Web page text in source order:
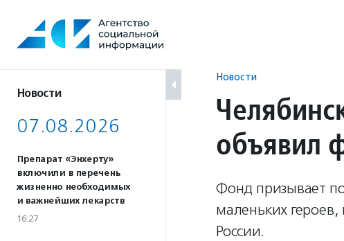
содержанию
Новости
07.08.2026
Препарат «Энхерту»
включили в перечень
жизненно необходимых
и важнейших лекарств
16:27
Новости
объявил
Фонд призывает
маленьких
России.